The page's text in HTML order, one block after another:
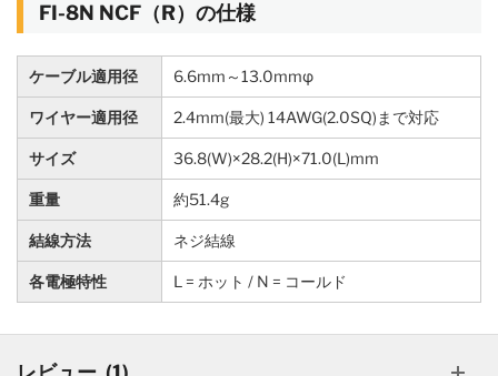
FI-8N NCF（R）の仕様
ケーブル適用径 6.6mm～13.0mmφ
ワイヤー適用径 2.4mm(最大) 14AWG(2.0SQ)まで対応
サイズ 36.8(W)×28.2(H)×71.0(L)mm
重量 約51.4g
結線方法 ネジ結線
各電極特性 L = ホット / N = コールド